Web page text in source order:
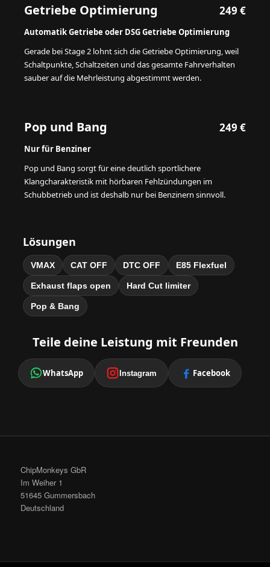
Getriebe Optimierung 249 €
Automatik Getriebe oder DSG Getriebe Optimierung
Gerade bei Stage 2 lohnt sich die Getriebe Optimierung, weil
Schaltpunkte, Schaltzeiten und das gesamte Fahrverhalten
sauber auf die Mehrleistung abgestimmt werden.
Pop und Bang 249 €
Nur für Benziner
Pop und Bang sorgt für eine deutlich sportlichere
Klangcharakteristik mit hörbaren Fehlzündungen im
Schubbetrieb und ist deshalb nur bei Benzinern sinnvoll.
Lösungen
VMAX CAT OFF DTC OFF E85 Flexfuel
Exhaust flaps open Hard Cut limiter
Pop & Bang
Teile deine Leistung mit Freunden
WhatsApp Instagram Facebook
ChipMonkeys GbR
Im Weiher 1
51645 Gummersbach
Deutschland